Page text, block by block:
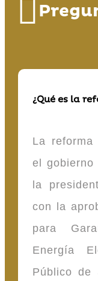
¿Qué es la
La reforma
el gobierno
la
con la
para
Energía
Público de